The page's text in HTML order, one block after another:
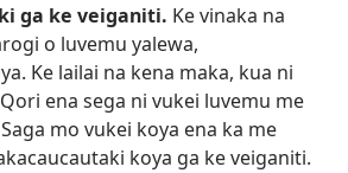
ga ke veiganiti. Ke vinaka na
o luvemu yalewa,
Ke lailai na kena maka, kua ni
ena sega ni vukei luvemu me
mo vukei koya ena ka me
koya ga ke veiganiti.